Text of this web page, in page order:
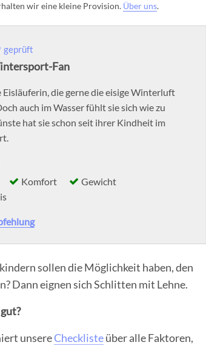
wir eine kleine Provision. Über uns.
geprüft
Fan
die gerne die eisige Winterluft
auch im Wasser fühlt sie sich wie zu
hat sie schon seit ihrer Kindheit im
Komfort
Gewicht
sollen die Möglichkeit haben, den
Dann eignen sich Schlitten mit Lehne.
unsereChecklisteüber alle Faktoren,